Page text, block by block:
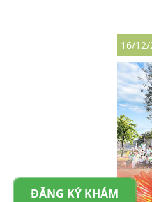
16/12/
ĐĂNG KÝ KHÁM